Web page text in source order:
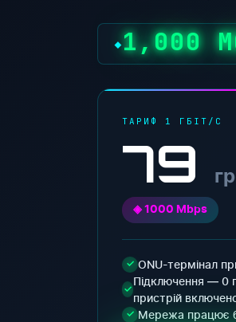
◆1,000
ТАРИФ 1 ГБІТ/С
79
◈ 1000 Mbps
✓ ONU-термінал
✓
Підключення — 0
пристрій
✓ Мережа працює